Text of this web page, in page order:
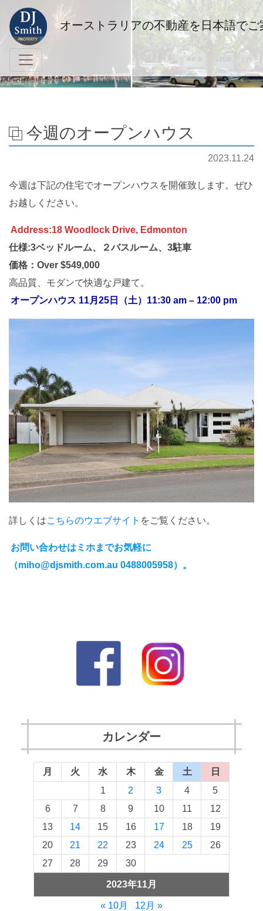
オーストラリアの不動産を日本語でご
今週のオープンハウス
2023.11.24
今週は下記の住宅でオープンハウスを開催致します。ぜひ
お越しください。
Address:18 Woodlock Drive, Edmonton
仕様:3ベッドルーム、２バスルーム、3駐車
価格：Over $549,000
高品質、モダンで快適な戸建て。
オープンハウス 11月25日（土）11:30 am – 12:00 pm
詳しくはこちらのウエブサイト をご覧ください。
お問い合わせはミホまでお気軽に
（miho@djsmith.com.au 0488005958）。
カレンダー
2023年11月
月 火 水 木 金 土
日
1
2 3 4
5
6
7 8 9 10 11
12
13
14 15 16 17 18
19
20
21 22 23 24 25
26
27
28 29 30
« 10月 12月 »